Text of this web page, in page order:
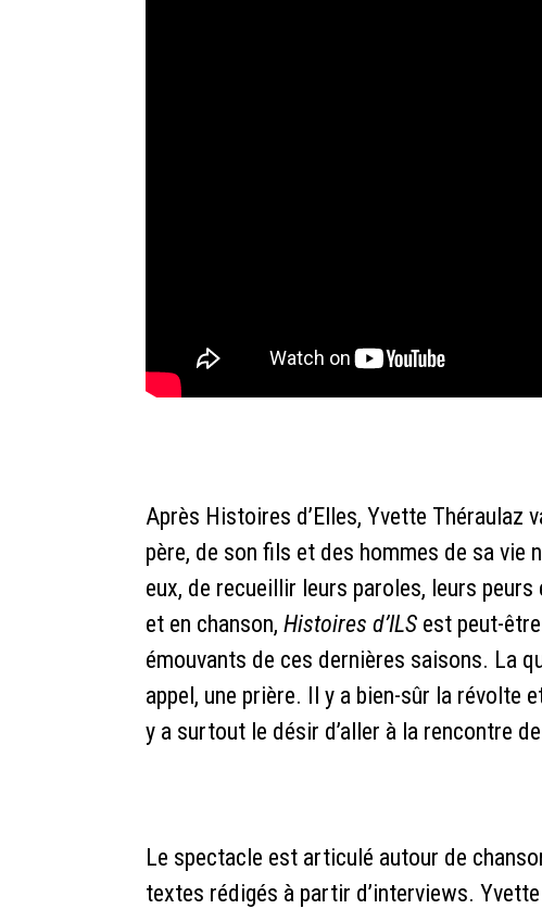
Après Histoires d’Elles, Yvette Théraulaz
père, de son fils et des hommes de sa vie
eux, de recueillir leurs paroles, leurs
et en chanson,Histoires d’ILS est peut-
émouvants de ces dernières saisons. La
appel, une prière. Il y a bien-sûr la révolte
y a surtout le désir d’aller à la rencontre
Le spectacle est articulé autour de
textes rédigés à partir d’interviews.